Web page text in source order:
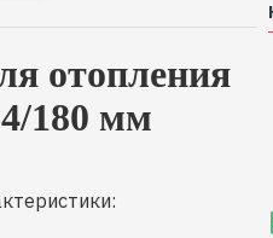
отопления
180 мм